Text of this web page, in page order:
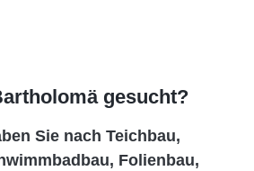
gesucht?
Sie nach Teichbau,
Folienbau,